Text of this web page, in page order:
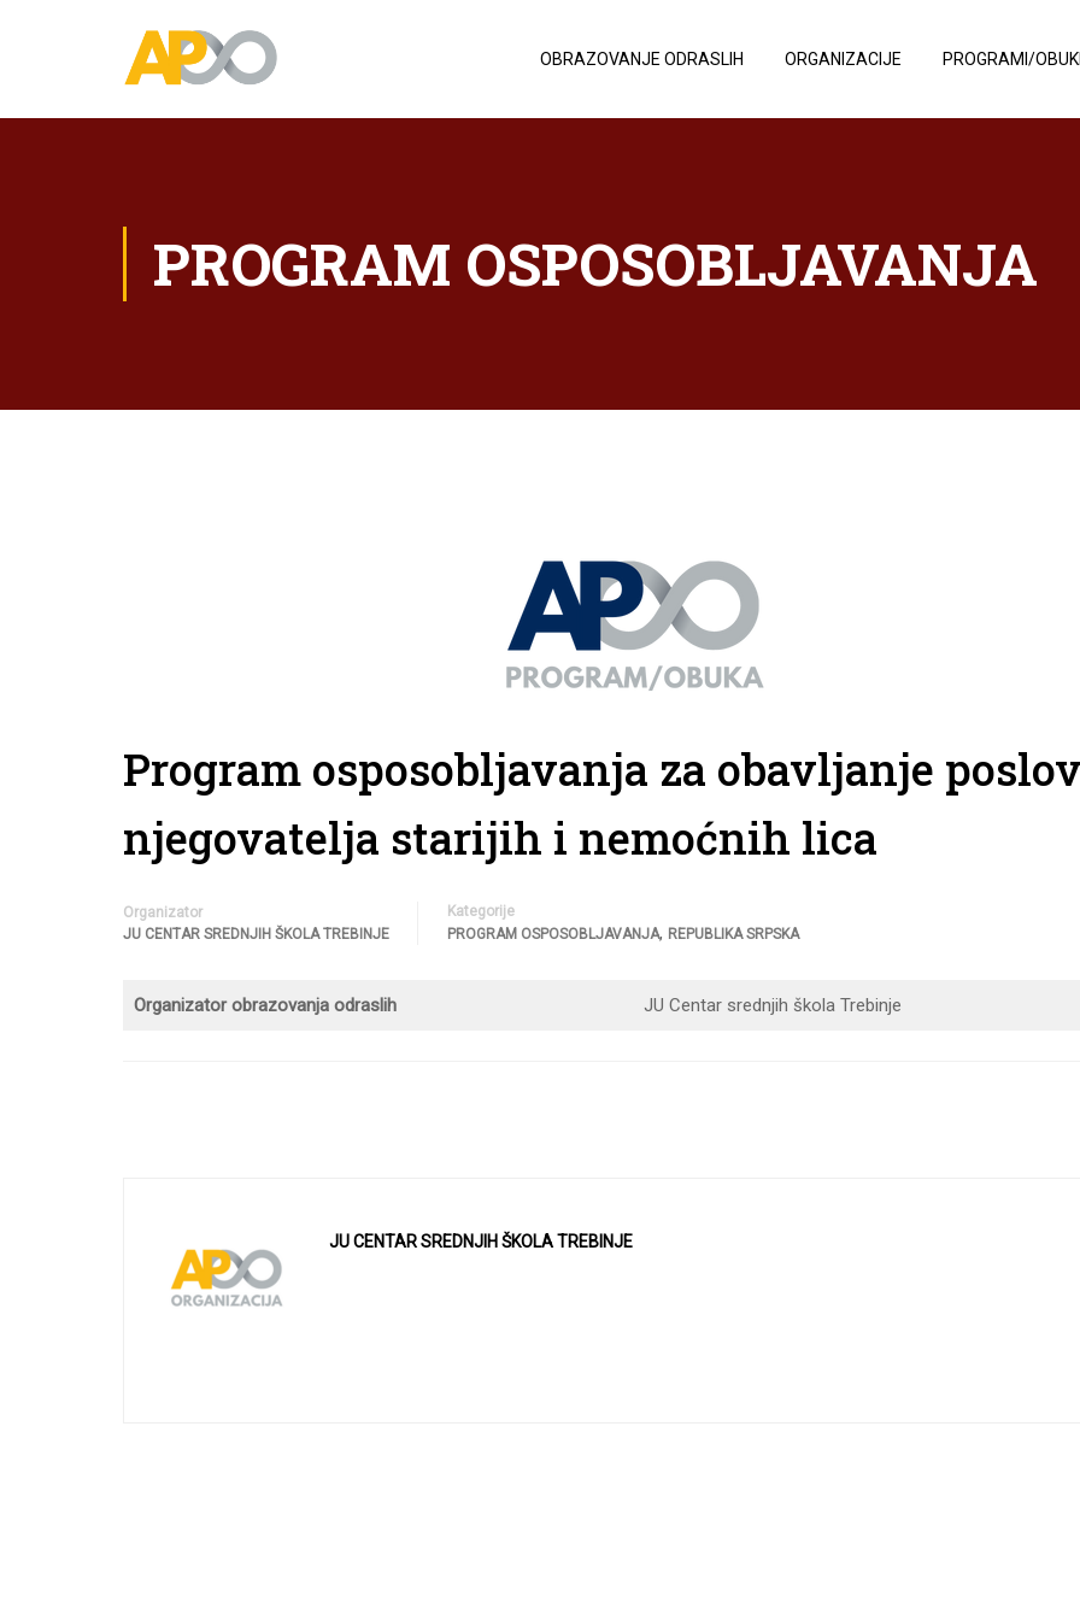
OBRAZOVANJE ODRASLIH ORGANIZACIJE PROGRAMI/
PROGRAM OSPOSOBLJAVANJA
Program osposobljavanja za obavljanje
njegovatelja starijih i nemoćnih lica
Organizator
JU CENTAR SREDNJIH ŠKOLA TREBINJE
Kategorije
PROGRAM OSPOSOBLJAVANJA, REPUBLIKA SRPSKA
Organizator obrazovanja odraslih JU Centar srednjih škola Trebinje
JU CENTAR SREDNJIH ŠKOLA TREBINJE